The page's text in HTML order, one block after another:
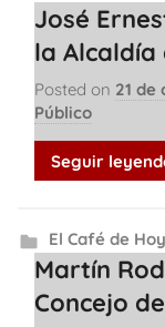
José
la Alcaldía
Posted on 21 de
Público
Seguir
El Café de Hoy
Martín
Concejo